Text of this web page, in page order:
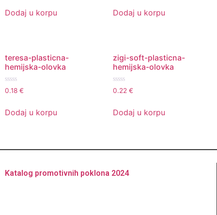
od
5
Dodaj u korpu
od
5
Dodaj u korpu
teresa-plasticna-
hemijska-olovka
Ocenjeno
sa
5
0.18 €
Dodaj u korpu
zigi-soft-plasticna-
hemijska-olovka
Ocenjeno
sa
5
0.22 €
Dodaj u korpu
Katalog promotivnih poklona 2024